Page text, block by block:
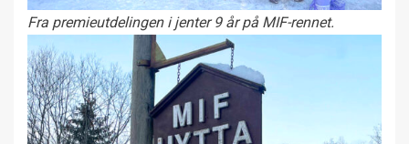
Fra premieutdelingen i jenter 9 år på MIF-rennet.